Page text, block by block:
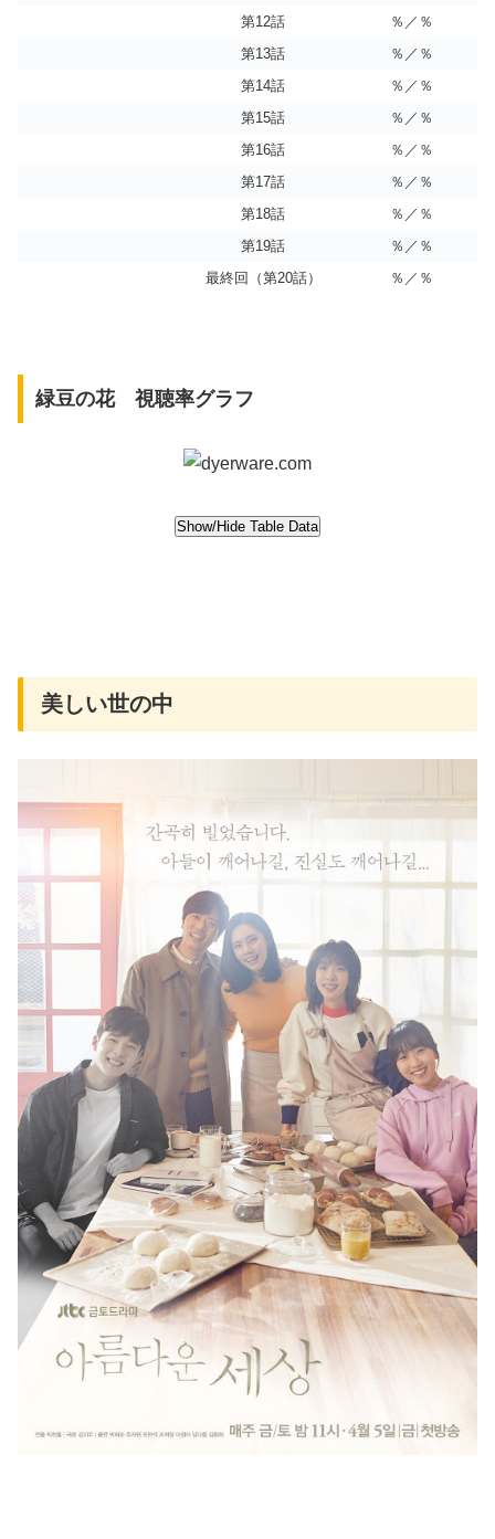
第12話
％／％
第13話
％／％
第14話
％／％
第15話
％／％
第16話
％／％
第17話
％／％
第18話
％／％
第19話
％／％
最終回（第20話）
％／％
緑豆の花 視聴率グラフ
美しい世の中